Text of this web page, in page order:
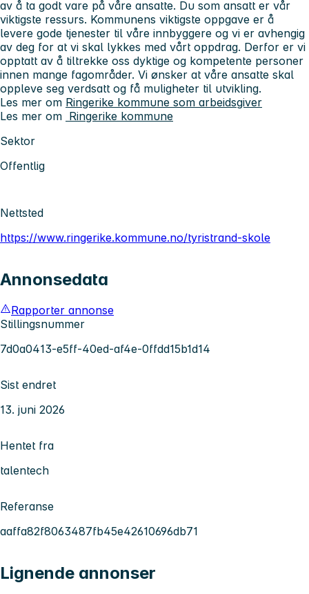
av å ta godt vare på våre ansatte. Du som ansatt er vår
viktigste ressurs. Kommunens viktigste oppgave er å
levere gode tjenester til våre innbyggere og vi er avhengig
av deg for at vi skal lykkes med vårt oppdrag. Derfor er vi
opptatt av å tiltrekke oss dyktige og kompetente personer
innen mange fagområder. Vi ønsker at våre ansatte skal
oppleve seg verdsatt og få muligheter til utvikling.
Les mer om Ringerike kommune som arbeidsgiver
Les mer om Ringerike kommune
Sektor
Offentlig
Nettsted
https://www.ringerike.kommune.no/tyristrand-skole
Annonsedata
Rapporter annonse
Stillingsnummer
7d0a0413-e5ff-40ed-af4e-0ffdd15b1d14
Sist endret
13. juni 2026
Hentet fra
talentech
Referanse
aaffa82f8063487fb45e42610696db71
Lignende annonser